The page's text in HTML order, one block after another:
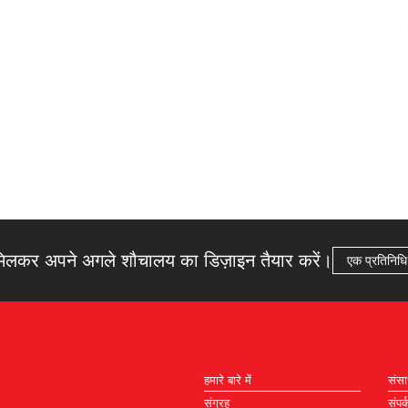
अपने अगले शौचालय का डिज़ाइन तैयार करें। एक
हमारे बारे में
संग्रह